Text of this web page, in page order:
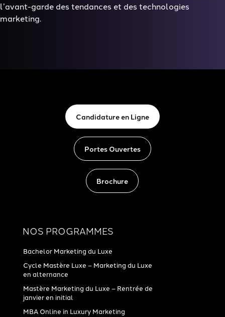
l’avant-garde des tendances et des technologies
marketing.
Candidature en Ligne
Portes Ouvertes
Brochure
NOS PROGRAMMES
Bachelor Marketing du Luxe
Cycle Mastère Luxe – Marketing du Luxe
en alternance
Mastère Marketing du Luxe – Rentrée de
janvier en initial
MBA Online in Luxury Marketing